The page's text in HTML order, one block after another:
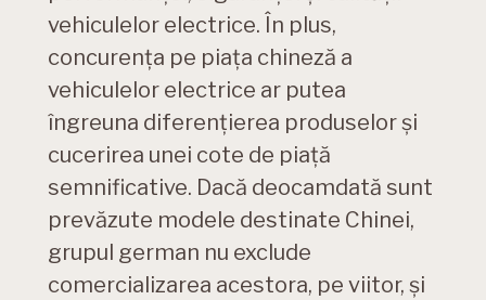
vehiculelor electrice. În plus,
concurența pe piața chineză a
vehiculelor electrice ar putea
îngreuna diferențierea produselor și
cucerirea unei cote de piață
semnificative. Dacă deocamdată sunt
prevăzute modele destinate Chinei,
grupul german nu exclude
comercializarea acestora, pe viitor, și